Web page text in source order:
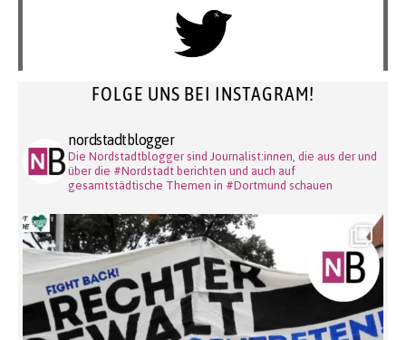
FOLGE UNS BEI INSTAGRAM!
nordstadtblogger
Die Nordstadtblogger sind Journalist:innen, die aus der und
über die #Nordstadt berichten und auch auf
gesamtstädtische Themen in #Dortmund schauen